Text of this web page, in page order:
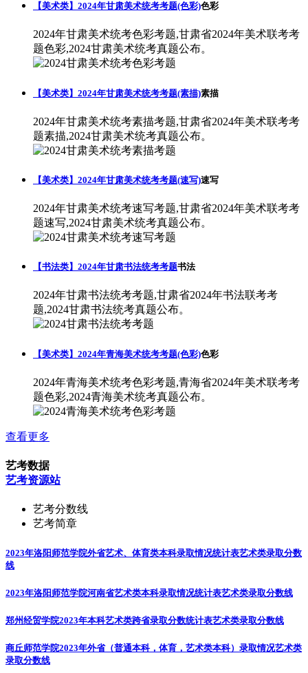
【美术类】2024年甘肃美术统考考题(色彩)色彩
2024年甘肃美术统考色彩考题,甘肃省2024年美术联考考
题色彩,2024甘肃美术统考真题公布。
【美术类】2024年甘肃美术统考考题(素描)素描
2024年甘肃美术统考素描考题,甘肃省2024年美术联考考
题素描,2024甘肃美术统考真题公布。
【美术类】2024年甘肃美术统考考题(速写)速写
2024年甘肃美术统考速写考题,甘肃省2024年美术联考考
题速写,2024甘肃美术统考真题公布。
【书法类】2024年甘肃书法统考考题书法
2024年甘肃书法统考考题,甘肃省2024年书法联考考
题,2024甘肃书法统考真题公布。
【美术类】2024年青海美术统考考题(色彩)色彩
2024年青海美术统考色彩考题,青海省2024年美术联考考
题色彩,2024青海美术统考真题公布。
查看更多
艺考数据
艺考资源站
艺考分数线
艺考简章
2023年洛阳师范学院外省艺术、体育类本科录取情况统计表艺术类录取分数
线
2023年洛阳师范学院河南省艺术类本科录取情况统计表艺术类录取分数线
郑州经贸学院2023年本科艺术类跨省录取分数统计表艺术类录取分数线
商丘师范学院2023年外省（普通本科，体育，艺术类本科）录取情况艺术类
录取分数线